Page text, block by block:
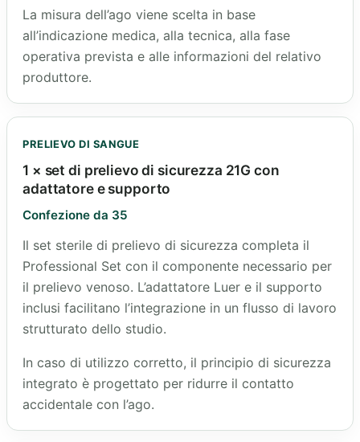
La misura dell’ago viene scelta in base
all’indicazione medica, alla tecnica, alla fase
operativa prevista e alle informazioni del relativo
produttore.
PRELIEVO DI SANGUE
1 × set di prelievo di sicurezza 21G con
adattatore e supporto
Confezione da 35
Il set sterile di prelievo di sicurezza completa il
Professional Set con il componente necessario per
il prelievo venoso. L’adattatore Luer e il supporto
inclusi facilitano l’integrazione in un flusso di lavoro
strutturato dello studio.
In caso di utilizzo corretto, il principio di sicurezza
integrato è progettato per ridurre il contatto
accidentale con l’ago.